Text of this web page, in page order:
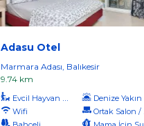
Adasu Otel
Marmara Adası, Balıkesir
9.74 km
Evcil Hayvan Kabul
Denize Yakın
Wifi
Ortak Salon / Tv Alanı